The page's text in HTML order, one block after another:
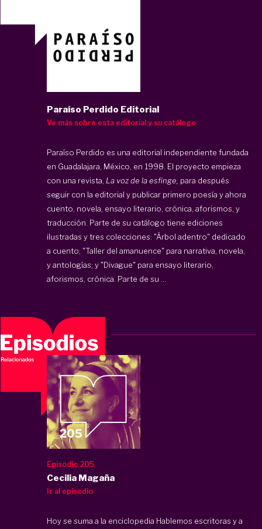
Paraíso Perdido Editorial
Ve más sobre esta editorial y su catálogo
Paraíso Perdido es una editorial independiente fundada
en Guadalajara, México, en 1998. El proyecto empieza
con una revista, La voz de la esfinge, para después
seguir con la editorial y publicar primero poesía y ahora
cuento, novela, ensayo literario, crónica, aforismos, y
traducción. Parte de su catálogo tiene ediciones
ilustradas y tres colecciones: "Árbol adentro" dedicado
a cuento; "Taller del amanuence" para narrativa, novela,
y antologías; y "Divague" para ensayo literario,
aforismos, crónica. Parte de su ...
Episodio 205
Cecilia Magaña
Ir al episodio
Hoy se suma a la enciclopedia Hablemos escritoras y a